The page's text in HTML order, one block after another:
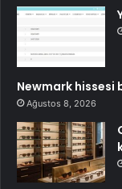
Newmark hissesi
Ağustos 8, 2026